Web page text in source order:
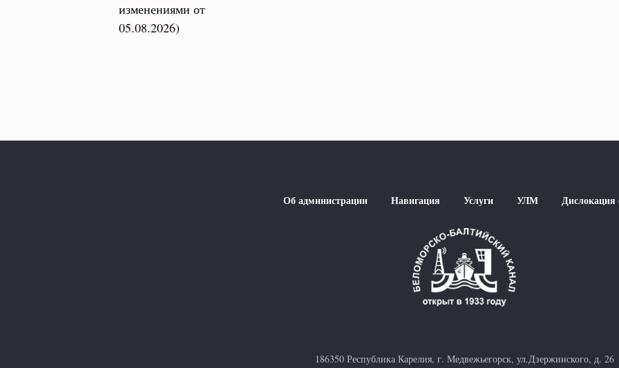
изменениями от
05.08.2026)
Об администрации Навигация Услуги УЛМ Дислокация
186350 Республика Карелия, г. Медвежьегорск, ул.Дзержинского, д. 26